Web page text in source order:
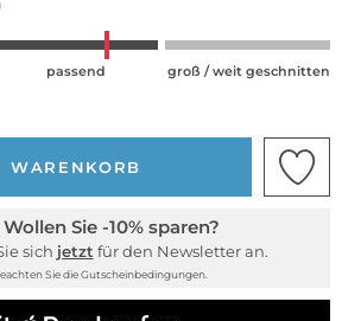
passend groß / weit geschnitten
WARENKORB
Wollen Sie -10% sparen?
sich jetzt für den Newsletter an.
Sie die Gutscheinbedingungen.